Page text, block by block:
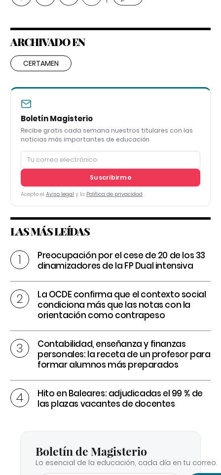
ARCHIVADO EN
CERTAMEN
Boletín Magisterio
Recibe gratis cada semana nuestros titulares con las
noticias más importantes de educación
Suscribirme
Acepto el Aviso legal y la Política de privacidad
LAS MÁS LEÍDAS
Preocupación por el cese de 20 de los 33
dinamizadores de la FP Dual intensiva
La OCDE confirma que el contexto social
condiciona más que las notas con la
orientación como contrapeso
Contabilidad, enseñanza y finanzas
personales: la receta de un profesor para
formar alumnos más preparados
Hito en Baleares: adjudicadas el 99 % de
las plazas vacantes de docentes
Boletín de Magisterio
Lo esencial de la educación, cada día en tu correo.